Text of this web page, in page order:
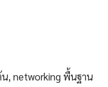
น, networking พื้นฐาน